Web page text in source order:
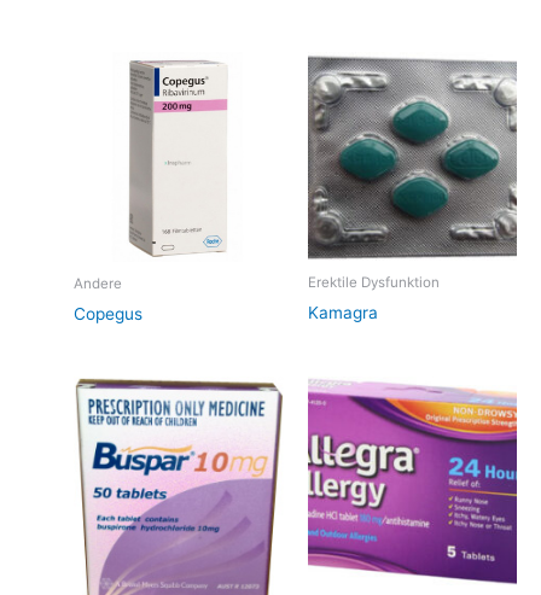
Andere
Copegus
Erektile Dysfunktion
Kamagra